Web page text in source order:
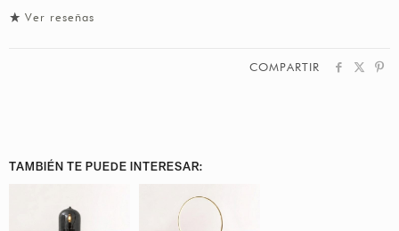
Ver reseñas
COMPARTIR
TAMBIÉN TE PUEDE INTERESAR: